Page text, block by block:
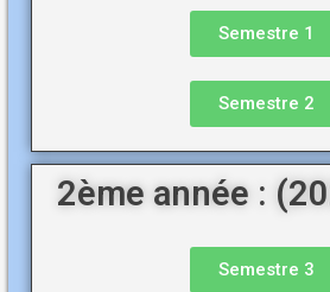
Semestre 1
Semestre 2
2ème année :
Semestre 3